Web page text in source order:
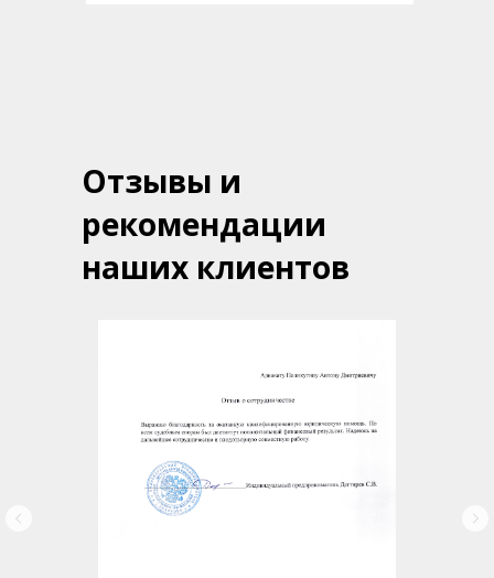
Отзывы и
рекомендации
наших клиентов